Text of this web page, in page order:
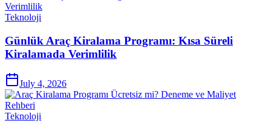
Teknoloji
Günlük Araç Kiralama Programı: Kısa Süreli
Kiralamada Verimlilik
July 4, 2026
Teknoloji